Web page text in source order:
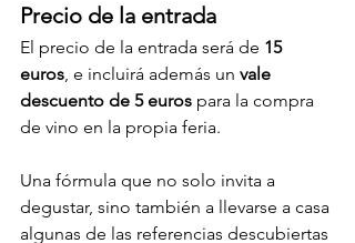
Precio de la entrada
El precio de la entrada será de 15
euros , e incluirá además un vale
descuento de 5 euros para la compra
de vino en la propia feria.
Una fórmula que no solo invita a
degustar, sino también a llevarse a casa
algunas de las referencias descubiertas